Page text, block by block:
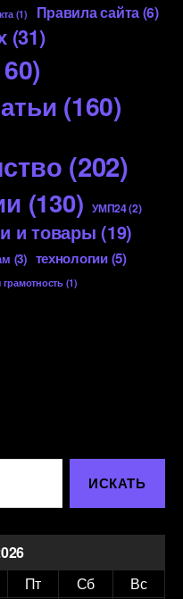
(1) Правила сайта(6)
(31)
(160)
(202)
(130) УМП24(2)
и товары (19)
(3) технологии(5)
(1)
Пт Сб
Вс